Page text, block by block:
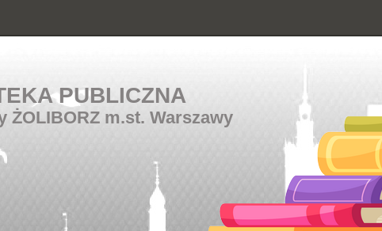
PUBLICZNA
ŻOLIBORZ m.st. Warszawy